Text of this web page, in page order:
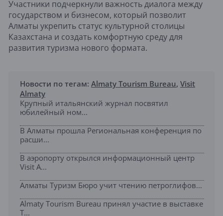
Участники подчеркнули важность диалога между
государством и бизнесом, который позволит
Алматы укрепить статус культурной столицы
Казахстана и создать комфортную среду для
развития туризма нового формата.
Новости по тегам: Almaty Tourism Bureau, Visit
Almaty
Крупный итальянский журнал посвятил
юбилейный ном...
В Алматы прошла Региональная конференция по
расши...
В аэропорту открылся информационный центр
Visit A...
Алматы Туризм Бюро учит чтению петроглифов...
Almaty Tourism Bureau принял участие в выставке
T...